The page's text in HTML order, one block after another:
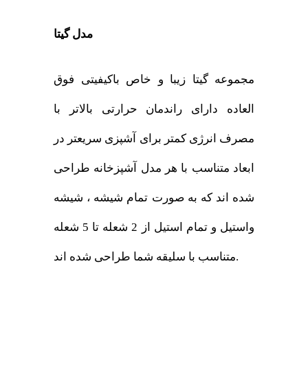
مدل گیتا
مجموعه گیتا زیبا و خاص باکیفیتی فوق
العاده دارای راندمان حرارتی بالاتر با
مصرف انرژی کمتر برای آشپزی سریعتر در
ابعاد متناسب با هر مدل آشپزخانه طراحی
شده اند که به صورت تمام شیشه ، شیشه
واستیل و تمام استیل از 2 شعله تا 5 شعله
متناسب با سلیقه شما طراحی شده اند.